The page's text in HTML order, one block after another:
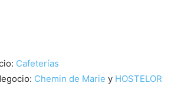
Cafeterías
Chemin de Marie y HOSTELOR